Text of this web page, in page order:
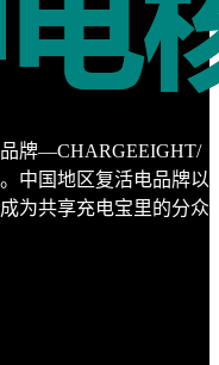
牌—CHARGEEIGHT/
中国地区复活电品牌以
为共享充电宝里的分众